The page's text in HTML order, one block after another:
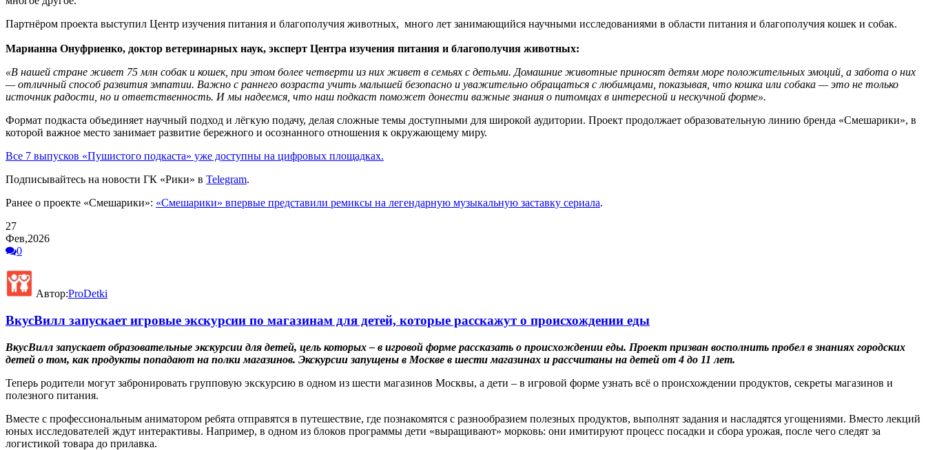
Партнёром проекта выступил Центр изучения питания и благополучия животных, много лет занимающийся научными исследованиями в области питания и благополучия кошек и собак.
Марианна Онуфриенко, доктор ветеринарных наук, эксперт Центра изучения питания и благополучия животных:
«В нашей стране живет 75 млн собак и кошек, при этом более четверти из них живет в семьях с детьми. Домашние животные приносят детям море положительных эмоций, а забота о них
— отличный способ развития эмпатии. Важно с раннего возраста учить малышей безопасно и уважительно обращаться с любимцами, показывая, что кошка или собака — это не только
источник радости, но и ответственность. И мы надеемся, что наш подкаст поможет донести важные знания о питомцах в интересной и нескучной форме».
Формат подкаста объединяет научный подход и лёгкую подачу, делая сложные темы доступными для широкой аудитории. Проект продолжает образовательную линию бренда «Смешарики», в
которой важное место занимает развитие бережного и осознанного отношения к окружающему миру.
Все 7 выпусков «Пушистого подкаста» уже доступны на цифровых площадках.
Подписывайтесь на новости ГК «Рики» в Telegram.
Ранее о проекте «Смешарики»: «Смешарики» впервые представили ремиксы на легендарную музыкальную заставку сериала.
27
Фев,2026
0
Автор:ProDetki
ВкусВилл запускает игровые экскурсии по магазинам для детей, которые расскажут о происхождении еды
ВкусВилл запускает образовательные экскурсии для детей, цель которых – в игровой форме рассказать о происхождении еды. Проект призван восполнить пробел в знаниях городских
детей о том, как продукты попадают на полки магазинов. Экскурсии запущены в Москве в шести магазинах и рассчитаны на детей от 4 до 11 лет.
Теперь родители могут забронировать групповую экскурсию в одном из шести магазинов Москвы, а дети – в игровой форме узнать всё о происхождении продуктов, секреты магазинов и
полезного питания.
Вместе с профессиональным аниматором ребята отправятся в путешествие, где познакомятся с разнообразием полезных продуктов, выполнят задания и насладятся угощениями. Вместо лекций
юных исследователей ждут интерактивы. Например, в одном из блоков программы дети «выращивают» морковь: они имитируют процесс посадки и сбора урожая, после чего следят за
логистикой товара до прилавка.